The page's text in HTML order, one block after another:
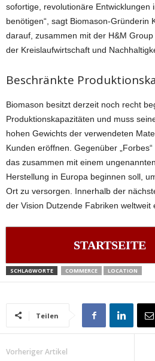
sofortige, revolutionäre Entwicklungen
benötigen“, sagt Biomason-Gründerin
darauf, zusammen mit der H&M
der Kreislaufwirtschaft und
Beschränkte
Biomason besitzt derzeit noch recht
Produktionskapazitäten und muss
hohen Gewichts der verwendeten
Kunden eröffnen. Gegenüber
das zusammen mit einem
Herstellung in Europa beginnen soll,
Ort zu versorgen. Innerhalb der
der Vision Dutzende Fabriken weltweit
STARTSEITE
SCHLAGWORTE COMMERCE LOCATION
Teilen
Vorheriger Artikel